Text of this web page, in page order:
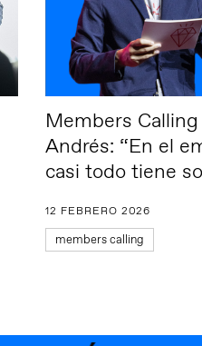
Members Calling
Andrés: “En el
casi todo tiene
12 FEBRERO 2026
members calling